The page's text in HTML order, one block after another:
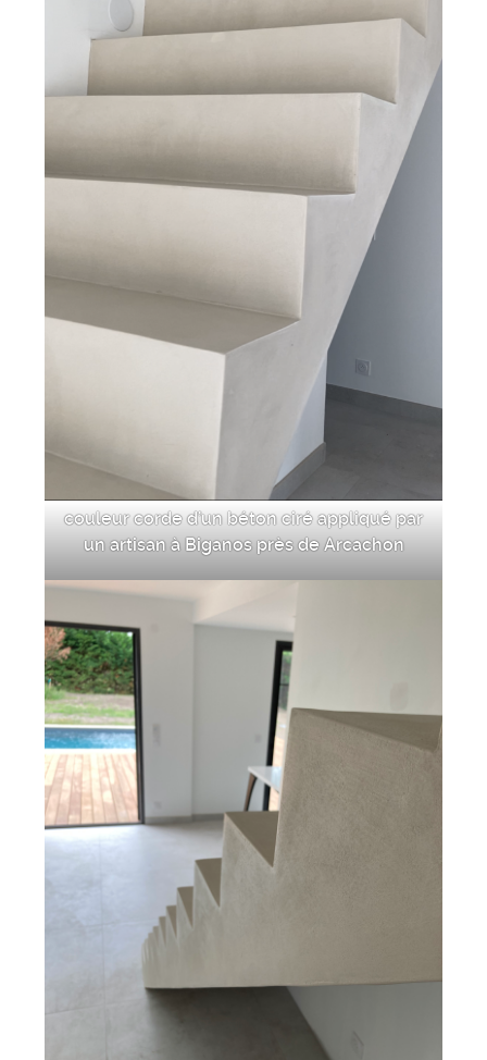
couleur corde d’un béton ciré appliqué par
un artisan à Biganos près de Arcachon